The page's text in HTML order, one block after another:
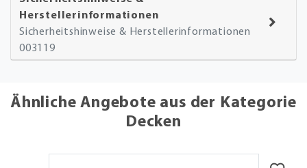
Herstellerinformationen
Sicherheitshinweise & Herstellerinformationen
003119
Ähnliche Angebote aus der Kategorie
Decken